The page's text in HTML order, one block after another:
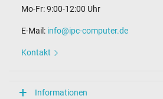
Mo-Fr: 9:00-12:00 Uhr
E-Mail: info@ipc-computer.de
Kontakt
Informationen